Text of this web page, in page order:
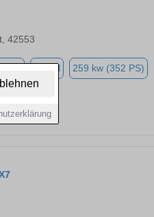
42553
Diesel 259 kw (352 PS)